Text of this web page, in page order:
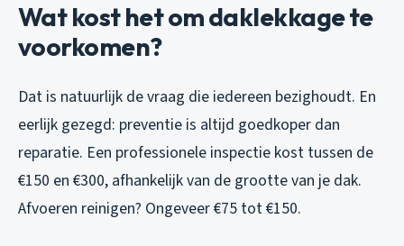
Wat kost het om daklekkage te
voorkomen?
Dat is natuurlijk de vraag die iedereen bezighoudt. En
eerlijk gezegd: preventie is altijd goedkoper dan
reparatie. Een professionele inspectie kost tussen de
€150 en €300, afhankelijk van de grootte van je dak.
Afvoeren reinigen? Ongeveer €75 tot €150.